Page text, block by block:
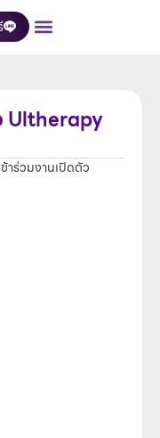
Ultherapy
าร่วมงานเปิดตัว